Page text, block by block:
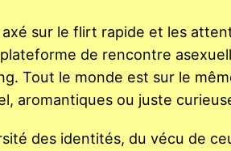
sur le flirt rapide et les
de rencontre
Tout le monde est sur le
aromantiques ou juste
des identités, du vécu de